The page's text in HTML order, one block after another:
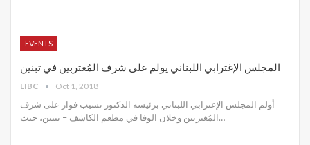
EVENTS
المجلس الإغترابي اللبناني يولم على شرف المُغتربين في تبنين
LIBC Oct 1, 2018
أولم المجلس الإغترابي اللبناني برئيسه الدكتور نسيب فواز على شرف
المُغتربين وخلان الوفا في مطعم الكاشف – تبنين، حيث…